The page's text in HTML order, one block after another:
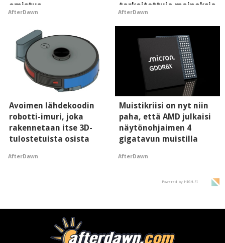
omistus
AfterDawn
tarkoitettuja mainoksia
- vaikuttaa tekoälyn
mielikuvaan brändistä
AfterDawn
Avoimen lähdekoodin
robotti-imuri, joka
rakennetaan itse 3D-
tulostetuista osista
AfterDawn
Muistikriisi on nyt niin
paha, että AMD julkaisi
näytönohjaimen 4
gigatavun muistilla
AfterDawn
Powered by HIGH.FI